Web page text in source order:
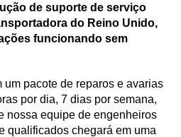
de suporte de serviço
do Reino Unido,
funcionando sem
um pacote de reparos e avarias
por dia, 7 dias por semana,
nossa equipe de engenheiros
qualificados chegará em uma